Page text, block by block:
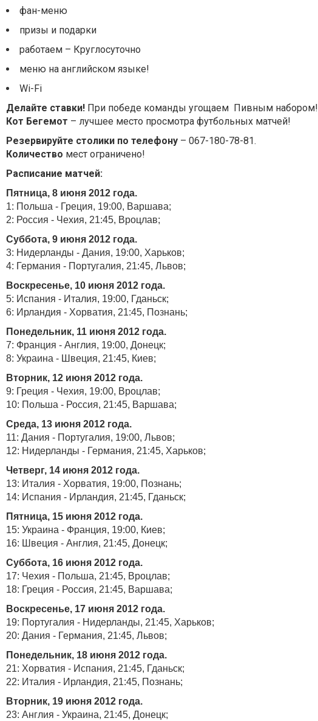
фан-меню
призы и подарки
работаем – Круглосуточно
меню на английском языке!
Wi-Fi
Делайте ставки! При победе команды угощаем Пивным набором!
Кот Бегемот – лучшее место просмотра футбольных матчей!
Резервируйте столики по телефону – 067-180-78-81.
Количество мест ограничено!
Расписание матчей:
Пятница, 8 июня 2012 года.
1: Польша - Греция, 19:00, Варшава;
2: Россия - Чехия, 21:45, Вроцлав;
Суббота, 9 июня 2012 года.
3: Нидерланды - Дания, 19:00, Харьков;
4: Германия - Португалия, 21:45, Львов;
Воскресенье, 10 июня 2012 года.
5: Испания - Италия, 19:00, Гданьск;
6: Ирландия - Хорватия, 21:45, Познань;
Понедельник, 11 июня 2012 года.
7: Франция - Англия, 19:00, Донецк;
8: Украина - Швеция, 21:45, Киев;
Вторник, 12 июня 2012 года.
9: Греция - Чехия, 19:00, Вроцлав;
10: Польша - Россия, 21:45, Варшава;
Среда, 13 июня 2012 года.
11: Дания - Португалия, 19:00, Львов;
12: Нидерланды - Германия, 21:45, Харьков;
Четверг, 14 июня 2012 года.
13: Италия - Хорватия, 19:00, Познань;
14: Испания - Ирландия, 21:45, Гданьск;
Пятница, 15 июня 2012 года.
15: Украина - Франция, 19:00, Киев;
16: Швеция - Англия, 21:45, Донецк;
Суббота, 16 июня 2012 года.
17: Чехия - Польша, 21:45, Вроцлав;
18: Греция - Россия, 21:45, Варшава;
Воскресенье, 17 июня 2012 года.
19: Португалия - Нидерланды, 21:45, Харьков;
20: Дания - Германия, 21:45, Львов;
Понедельник, 18 июня 2012 года.
21: Хорватия - Испания, 21:45, Гданьск;
22: Италия - Ирландия, 21:45, Познань;
Вторник, 19 июня 2012 года.
23: Англия - Украина, 21:45, Донецк;